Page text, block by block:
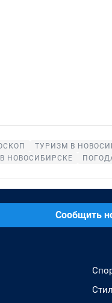
ТУРИЗМ В
НОВОСИБИРСКЕ
Сообщить